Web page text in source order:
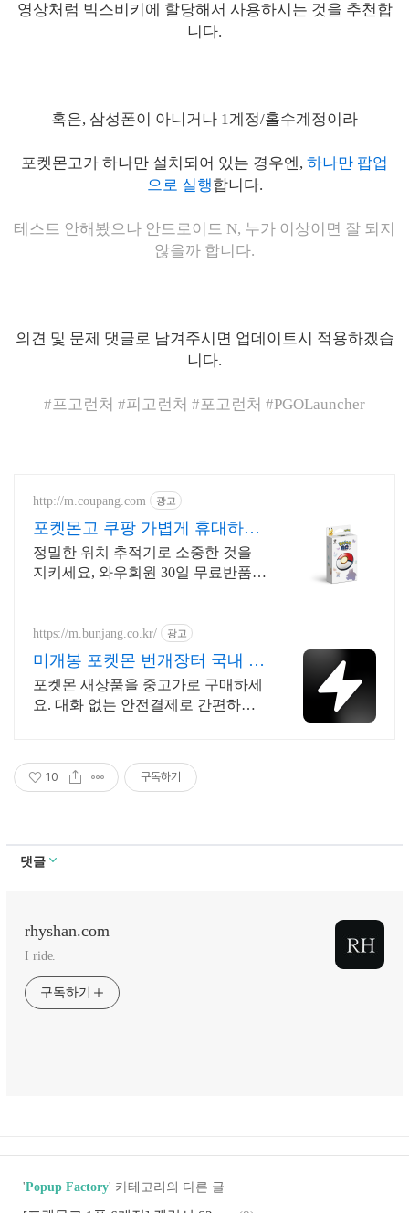
영상처럼 빅스비키에 할당해서 사용하시는 것을 추천합
니다.
혹은, 삼성폰이 아니거나 1계정/홀수계정이라
포켓몬고가 하나만 설치되어 있는 경우엔, 하나만 팝업
으로 실행합니다.
테스트 안해봤으나 안드로이드 N, 누가 이상이면 잘 되지
않을까 합니다.
의견 및 문제 댓글로 남겨주시면 업데이트시 적용하겠습
니다.
#프고런처 #피고런처 #포고런처 #PGOLauncher
http://m.coupang.com 광고
포켓몬고 쿠팡 가볍게 휴대하는
스마트 기기
정밀한 위치 추적기로 소중한 것을
지키세요, 와우회원 30일 무료반품!
https://m.bunjang.co.kr/ 광고
미개봉 포켓몬 번개장터 국내 최
대 브랜드 중고거래
포켓몬 새상품을 중고가로 구매하세
요. 대화 없는 안전결제로 간편하게!
업로드
10 구독하기
댓글
rhyshan.com
I ride.
구독하기
'Popup Factory' 카테고리의 다른 글